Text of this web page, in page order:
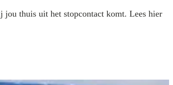
jou thuis uit het stopcontact komt. Lees hier